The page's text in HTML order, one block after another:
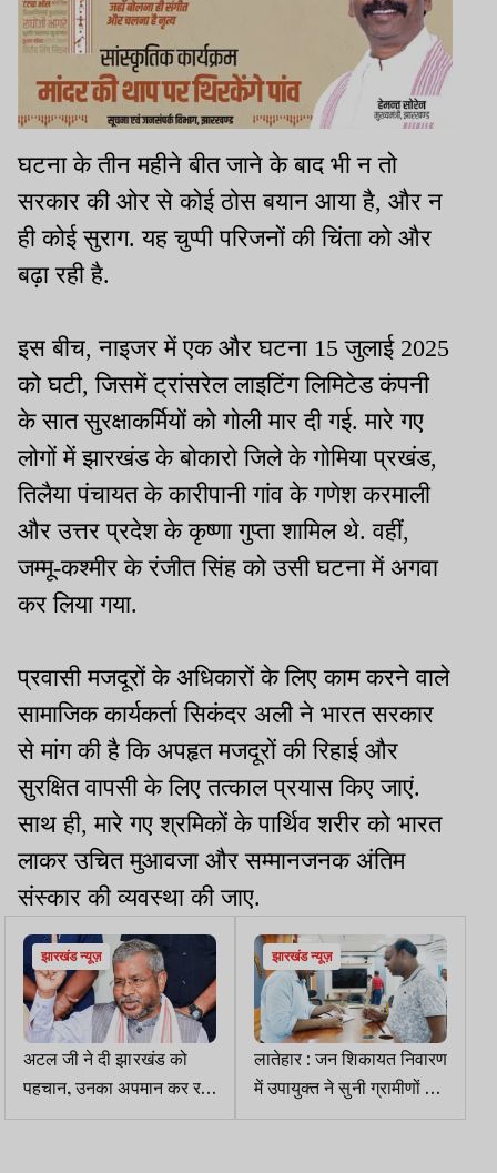
घटना के तीन महीने बीत जाने के बाद भी न तो
सरकार की ओर से कोई ठोस बयान आया है, और न
ही कोई सुराग. यह चुप्पी परिजनों की चिंता को और
बढ़ा रही है.
इस बीच, नाइजर में एक और घटना 15 जुलाई 2025
को घटी, जिसमें ट्रांसरेल लाइटिंग लिमिटेड कंपनी
के सात सुरक्षाकर्मियों को गोली मार दी गई. मारे गए
लोगों में झारखंड के बोकारो जिले के गोमिया प्रखंड,
तिलैया पंचायत के कारीपानी गांव के गणेश करमाली
और उत्तर प्रदेश के कृष्णा गुप्ता शामिल थे. वहीं,
जम्मू-कश्मीर के रंजीत सिंह को उसी घटना में अगवा
कर लिया गया.
प्रवासी मजदूरों के अधिकारों के लिए काम करने वाले
सामाजिक कार्यकर्ता सिकंदर अली ने भारत सरकार
से मांग की है कि अपहृत मजदूरों की रिहाई और
सुरक्षित वापसी के लिए तत्काल प्रयास किए जाएं.
साथ ही, मारे गए श्रमिकों के पार्थिव शरीर को भारत
लाकर उचित मुआवजा और सम्मानजनक अंतिम
संस्कार की व्यवस्था की जाए.
झारखंड न्यूज़
अटल जी ने दी झारखंड को
पहचान, उनका अपमान कर रही
है सरकार: बाबूलाल मरांडी
झारखंड न्यूज़
लातेहार : जन शिकायत निवारण
में उपायुक्त ने सुनी ग्रामीणों की
समस्याएं